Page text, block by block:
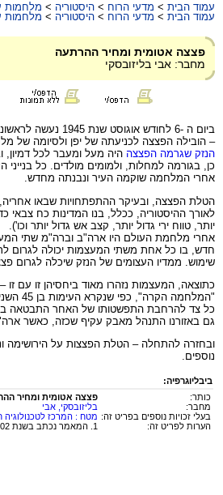
עמוד הבית > מדעי הרוח > היסטוריה > מלחמות
עמוד הבית > מדעי הרוח > היסטוריה > מלחמות
פצצה אטומית ומחיר ההרתעה
מחבר: אבי בליזובסקי
ביום ה -6 לחודש אוגוסט שנת 1945 נעשה לראשונה שימוש בפצצת אטום. הפצצה הוטלה על
– הובילה הפצצה לכניעתה של יפן ולסיומה של מלחמת העולם השנייה. במלחמה, שנמשכה כמעט 6 שנים, ואשר
הנזק שגרמה הפצצה
כן, בגורמה למחלות, ולמומים מולדים. כל בנייני העיר ברדיוס של 3.25 ק"מ ממקום נפילת הפצצה נהרסו,
אחרי המלחמה שוקמה העיר ונבנתה מחדש.
הטלת הפצצה, ובעיקר ההתפתחויות שבאו
לאורך ההיסטוריה, ככלל, בנו המדינות כח צבאי
יותר, טווח ירי גדול יותר, קצב אש גדול יותר וכו').
חדש, בו כל אחת משתי המעצמות יכולה לגרום
שימוש. ממדיו העצומים של הנזק שיכלה לגרום
כתוצאה, המעצמות נזהרו מאוד ביחסיהן זו עם
כל צד להרחבת התפשטותו של האחר התבטאה
גם באזורנו התנהל מאבק עקיף שכזה, כאשר
ובחזרה להתחלה – הטלת הפצצות על הירושימה
נוספים.
ביבליוגרפיה:
כותר:
פצצה אטומית ומחיר
מחבר:
בליזובסקי, אבי
בעלי זכויות נוספים בפריט זה: מטח : המרכז לטכנולוגיה
הערות לפריט זה:
1. המאמר נכתב בשנת 2002.